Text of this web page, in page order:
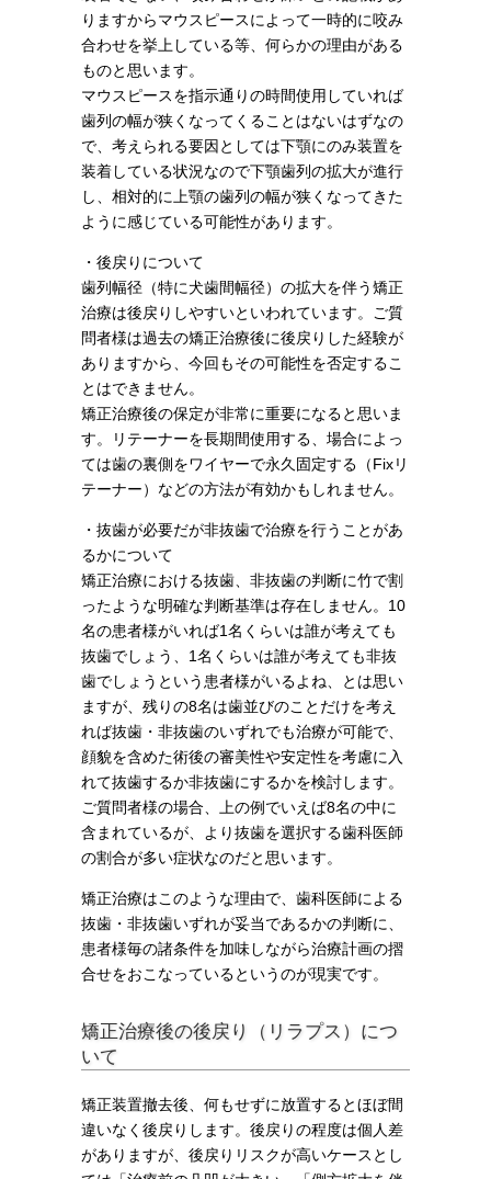
りますからマウスピースによって一時的に咬み
合わせを挙上している等、何らかの理由がある
ものと思います。
マウスピースを指示通りの時間使用していれば
歯列の幅が狭くなってくることはないはずなの
で、考えられる要因としては下顎にのみ装置を
装着している状況なので下顎歯列の拡大が進行
し、相対的に上顎の歯列の幅が狭くなってきた
ように感じている可能性があります。
・後戻りについて
歯列幅径（特に犬歯間幅径）の拡大を伴う矯正
治療は後戻りしやすいといわれています。ご質
問者様は過去の矯正治療後に後戻りした経験が
ありますから、今回もその可能性を否定するこ
とはできません。
矯正治療後の保定が非常に重要になると思いま
す。リテーナーを長期間使用する、場合によっ
ては歯の裏側をワイヤーで永久固定する（Fixリ
テーナー）などの方法が有効かもしれません。
・抜歯が必要だが非抜歯で治療を行うことがあ
るかについて
矯正治療における抜歯、非抜歯の判断に竹で割
ったような明確な判断基準は存在しません。10
名の患者様がいれば1名くらいは誰が考えても
抜歯でしょう、1名くらいは誰が考えても非抜
歯でしょうという患者様がいるよね、とは思い
ますが、残りの8名は歯並びのことだけを考え
れば抜歯・非抜歯のいずれでも治療が可能で、
顔貌を含めた術後の審美性や安定性を考慮に入
れて抜歯するか非抜歯にするかを検討します。
ご質問者様の場合、上の例でいえば8名の中に
含まれているが、より抜歯を選択する歯科医師
の割合が多い症状なのだと思います。
矯正治療はこのような理由で、歯科医師による
抜歯・非抜歯いずれが妥当であるかの判断に、
患者様毎の諸条件を加味しながら治療計画の摺
合せをおこなっているというのが現実です。
矯正治療後の後戻り（リラプス）につ
いて
矯正装置撤去後、何もせずに放置するとほぼ間
違いなく後戻りします。後戻りの程度は個人差
がありますが、後戻りリスクが高いケースとし